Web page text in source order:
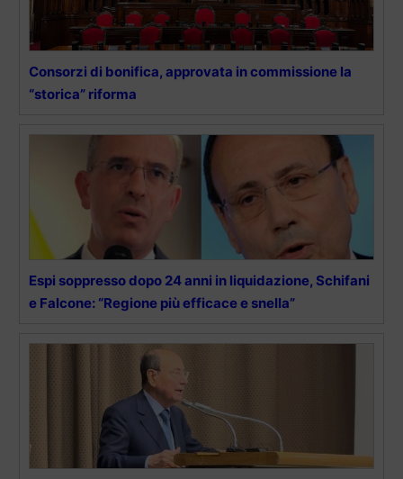
Consorzi di bonifica, approvata in commissione la
“storica” riforma
Espi soppresso dopo 24 anni in liquidazione, Schifani
e Falcone: “Regione più efficace e snella”